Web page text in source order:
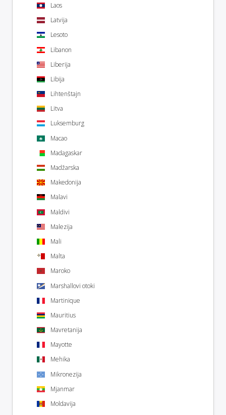
Laos
Latvija
Lesoto
Libanon
Liberija
Libija
Lihtenštajn
Litva
Luksemburg
Macao
Madagaskar
Madžarska
Makedonija
Malavi
Maldivi
Malezija
Mali
Malta
Maroko
Marshallovi otoki
Martinique
Mauritius
Mavretanija
Mayotte
Mehika
Mikronezija
Mjanmar
Moldavija